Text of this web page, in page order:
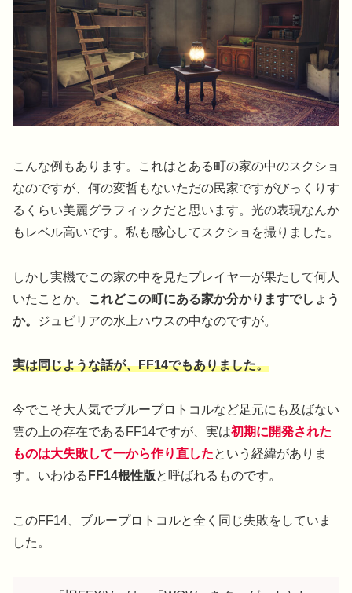
こんな例もあります。これはとある町の家の中のスクショ
なのですが、何の変哲もないただの民家ですがびっくりす
るくらい美麗グラフィックだと思います。光の表現なんか
もレベル高いです。私も感心してスクショを撮りました。
しかし実機でこの家の中を見たプレイヤーが果たして何人
いたことか。
これどこの町にある家か分かりますでしょう
か。
ジュビリアの水上ハウスの中なのですが。
実は同じような話が、FF14でもありました。
今でこそ大人気でブループロトコルなど足元にも及ばない
雲の上の存在であるFF14ですが、実は初期に開発された
ものは大失敗して一から作り直したという経緯がありま
す。いわゆる FF14根性版と呼ばれるものです。
このFF14、ブループロトコルと全く同じ失敗をしていま
した。